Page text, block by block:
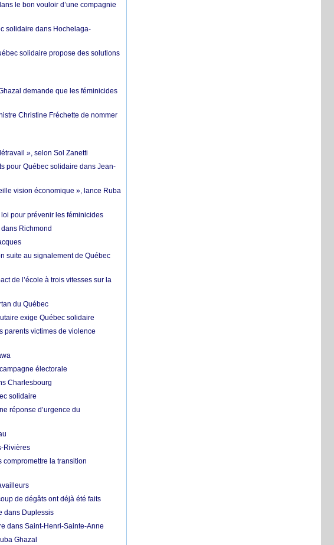
le bon vouloir d’une compagnie
solidaire dans Hochelaga-
solidaire propose des solutions
demande que les féminicides
Christine Fréchette de nommer
», selon Sol Zanetti
pour Québec solidaire dans Jean-
vision économique », lance Ruba
pour prévenir les féminicides
Richmond
suite au signalement de Québec
de l’école à trois vitesses sur la
du Québec
exige Québec solidaire
parents victimes de violence
électorale
Charlesbourg
solidaire
réponse d’urgence du
Rivières
compromettre la transition
de dégâts ont déjà été faits
dans Duplessis
dans Saint-Henri-Sainte-Anne
Ghazal